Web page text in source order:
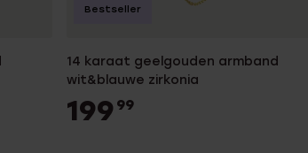
14 karaat geelgouden armband
wit&blauwe zirkonia
199 99
Bestseller